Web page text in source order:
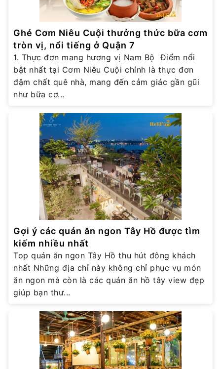
Ghé Cơm Niêu Cuội thưởng thức bữa cơm
tròn vị, nổi tiếng ở Quận 7
1. Thực đơn mang hương vị Nam Bộ Điểm nổi
bật nhất tại Cơm Niêu Cuội chính là thực đơn
đậm chất quê nhà, mang đến cảm giác gần gũi
như bữa cơ...
Gợi ý các quán ăn ngon Tây Hồ được tìm
kiếm nhiều nhất
Top quán ăn ngon Tây Hồ thu hút đông khách
nhất Những địa chỉ này không chỉ phục vụ món
ăn ngon mà còn là các quán ăn hồ tây view đẹp
giúp bạn thư...